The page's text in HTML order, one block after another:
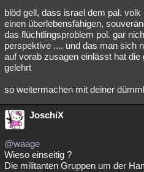
blöd gell, dass israel dem pal.
einen überlebensfähigen,
das flüchtlingsproblem pol. gar
perspektive .... und das man sich
auf vorab zusagen einlässt hat
gelehrt
so weitermachen mit deiner
JoschiX
@waage
Wieso einseitig ?
Die militanten Gruppen um der